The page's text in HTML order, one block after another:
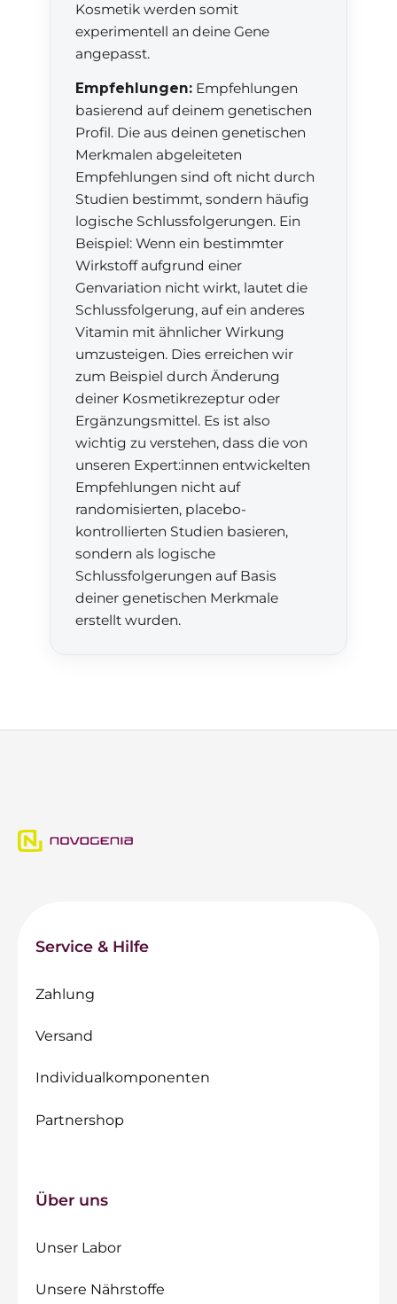
Kosmetik werden somit
experimentell an deine Gene
angepasst.
Empfehlungen: Empfehlungen
basierend auf deinem genetischen
Profil. Die aus deinen genetischen
Merkmalen abgeleiteten
Empfehlungen sind oft nicht durch
Studien bestimmt, sondern häufig
logische Schlussfolgerungen. Ein
Beispiel: Wenn ein bestimmter
Wirkstoff aufgrund einer
Genvariation nicht wirkt, lautet die
Schlussfolgerung, auf ein anderes
Vitamin mit ähnlicher Wirkung
umzusteigen. Dies erreichen wir
zum Beispiel durch Änderung
deiner Kosmetikrezeptur oder
Ergänzungsmittel. Es ist also
wichtig zu verstehen, dass die von
unseren Expert:innen entwickelten
Empfehlungen nicht auf
randomisierten, placebo-
kontrollierten Studien basieren,
sondern als logische
Schlussfolgerungen auf Basis
deiner genetischen Merkmale
erstellt wurden.
Service & Hilfe
Zahlung
Versand
Individualkomponenten
Partnershop
Über uns
Unser Labor
Unsere Nährstoffe